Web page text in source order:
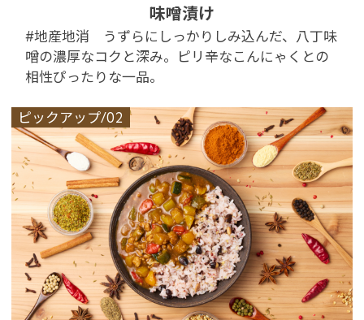
味噌漬け
#地産地消 うずらにしっかりしみ込んだ、八丁味
噌の濃厚なコクと深み。ピリ辛なこんにゃくとの
相性ぴったりな一品。
ピックアップ/02